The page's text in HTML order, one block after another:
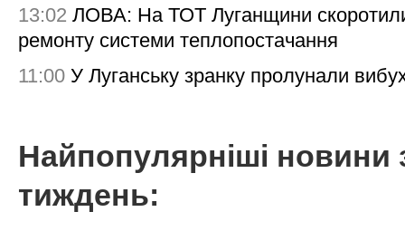
13:02 ЛОВА: На ТОТ Луганщини
ремонту системи теплопостачання
11:00 У Луганську зранку пролунали
Найпопулярніші новини
тиждень: